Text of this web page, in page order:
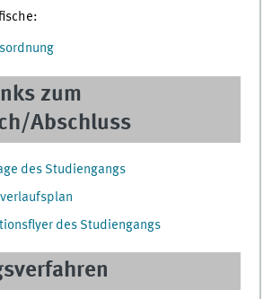
zum
Abschluss
des Studiengangs
des Studiengangs